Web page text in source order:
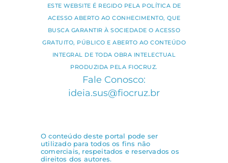
ESTE WEBSITE É REGIDO PELA POLÍTICA DE
ACESSO ABERTO AO CONHECIMENTO, QUE
BUSCA GARANTIR À SOCIEDADE O ACESSO
GRATUITO, PÚBLICO E ABERTO AO CONTEÚDO
INTEGRAL DE TODA OBRA INTELECTUAL
PRODUZIDA PELA FIOCRUZ.
Fale Conosco:
ideia.sus@fiocruz.br
O conteúdo deste portal pode ser
utilizado para todos os fins não
comerciais, respeitados e reservados os
direitos dos autores.